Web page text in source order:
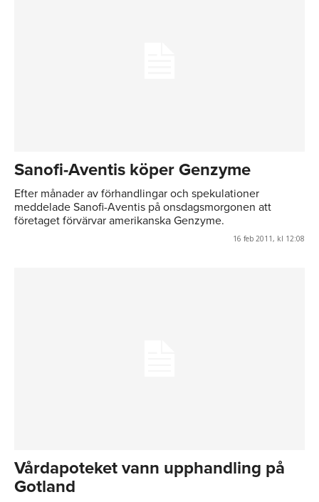
Sanofi-Aventis köper Genzyme
Efter månader av förhandlingar och spekulationer
meddelade Sanofi-Aventis på onsdagsmorgonen att
företaget förvärvar amerikanska Genzyme.
16 feb 2011, kl 12:08
Vårdapoteket vann upphandling på
Gotland